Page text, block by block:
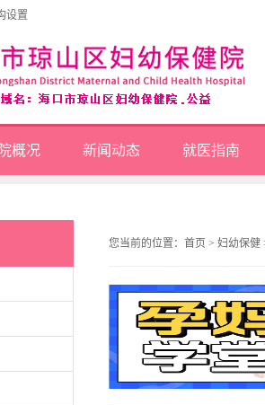
设置
概况 新闻动态 就医指南
您当前的位置： 首页 > 妇幼保健